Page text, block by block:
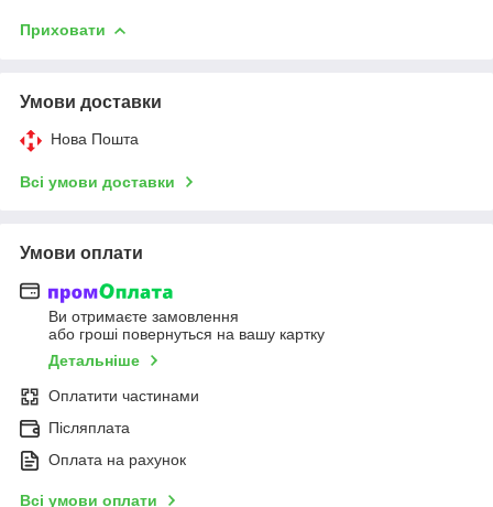
Приховати
Умови доставки
Нова Пошта
Всі умови доставки
Умови оплати
Ви отримаєте замовлення
або гроші повернуться на вашу картку
Детальніше
Оплатити частинами
Післяплата
Оплата на рахунок
Всі умови оплати